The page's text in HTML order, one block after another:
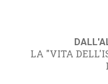
LA "VITA